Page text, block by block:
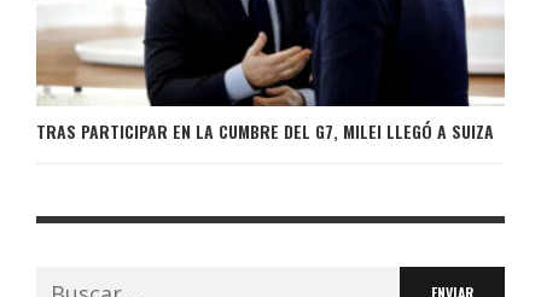
TRAS PARTICIPAR EN LA CUMBRE DEL G7, MILEI LLEGÓ A SUIZA
Buscar: